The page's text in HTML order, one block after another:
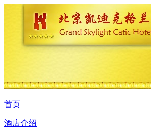
首页
酒店介绍